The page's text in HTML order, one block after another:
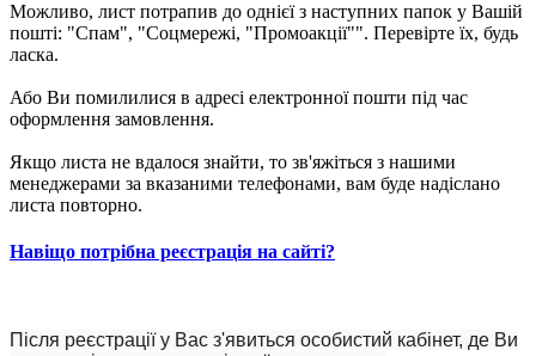
Можливо, лист потрапив до однієї з наступних папок у Вашій
пошті: "Спам", "Соцмережі, "Промоакції"". Перевірте їх, будь
ласка.
Або Ви помилилися в адресі електронної пошти під час
оформлення замовлення.
Якщо листа не вдалося знайти, то зв'яжіться з нашими
менеджерами за вказаними телефонами, вам буде надіслано
листа повторно.
Навіщо потрібна реєстрація на сайті?
Після реєстрації у Вас з'явиться особистий кабінет, де Ви